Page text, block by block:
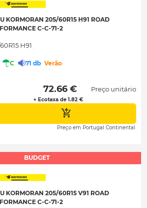
KORMORAN 205/60R15 H91 ROAD
C-C-71-2
H91
C 71 db Verão
72.66 €
+ Ecotaxa de 1.82 €
Preço unitário
Preço em Portugal Continental.
BUDGET
KORMORAN 205/60R15 V91 ROAD
C-C-71-2